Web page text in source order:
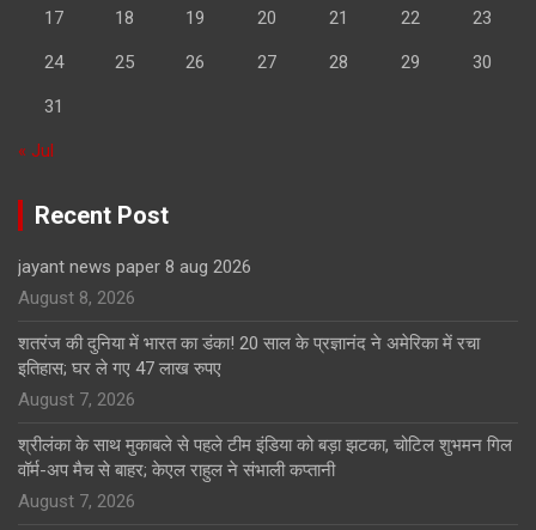
17 18 19 20 21 22 23
24 25 26 27 28 29 30
31
« Jul
Recent Post
jayant news paper 8 aug 2026
August 8, 2026
शतरंज की दुनिया में भारत का डंका! 20 साल के प्रज्ञानंद ने अमेरिका में रचा
इतिहास; घर ले गए 47 लाख रुपए
August 7, 2026
श्रीलंका के साथ मुकाबले से पहले टीम इंडिया को बड़ा झटका, चोटिल शुभमन गिल
वॉर्म-अप मैच से बाहर; केएल राहुल ने संभाली कप्तानी
August 7, 2026